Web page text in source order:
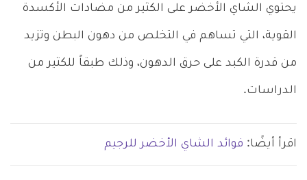
يحتوي الشاي الأخضر على الكثير من مضادات الأكسدة
القوية، التي تساهم في التخلص من دهون البطن وتزيد
من قدرة الكبد على حرق الدهون، وذلك طبقاً للكثير من
الدراسات.
اقرأ أيضًا: فوائد الشاي الأخضر للرجيم